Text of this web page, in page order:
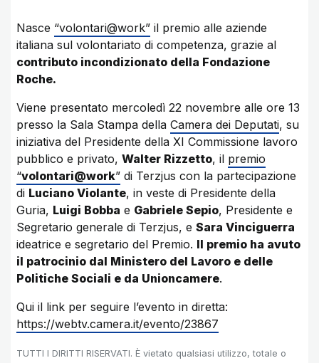
Nasce “volontari@work” il premio alle aziende
italiana sul volontariato di competenza, grazie al
contributo incondizionato della Fondazione
Roche.
Viene presentato mercoledì 22 novembre alle ore 13
presso la Sala Stampa della Camera dei Deputati, su
iniziativa del Presidente della XI Commissione lavoro
pubblico e privato, Walter Rizzetto, il premio
“volontari@work” di Terzjus con la partecipazione
di Luciano Violante, in veste di Presidente della
Guria, Luigi Bobba e Gabriele Sepio, Presidente e
Segretario generale di Terzjus, e Sara Vinciguerra
ideatrice e segretario del Premio. Il premio ha avuto
il patrocinio dal Ministero del Lavoro e delle
Politiche Sociali e da Unioncamere.
Qui il link per seguire l’evento in diretta:
https://webtv.camera.it/evento/23867
TUTTI I DIRITTI RISERVATI. È vietato qualsiasi utilizzo, totale o